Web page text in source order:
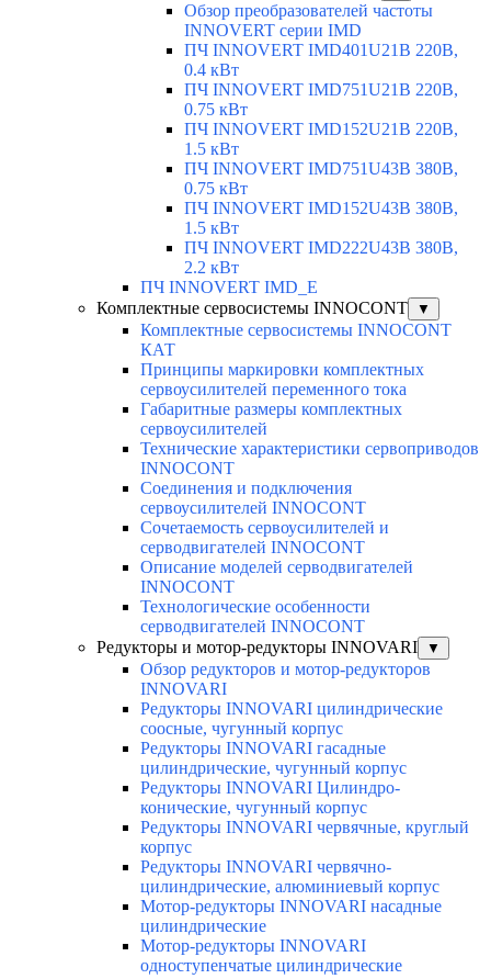
Обзор преобразователей частоты
INNOVERT серии IMD
ПЧ INNOVERT IMD401U21B 220В,
0.4 кВт
ПЧ INNOVERT IMD751U21B 220В,
0.75 кВт
ПЧ INNOVERT IMD152U21B 220В,
1.5 кВт
ПЧ INNOVERT IMD751U43B 380В,
0.75 кВт
ПЧ INNOVERT IMD152U43B 380В,
1.5 кВт
ПЧ INNOVERT IMD222U43B 380В,
2.2 кВт
ПЧ INNOVERT IMD_E
Комплектные сервосистемы INNOCONT
▼
Комплектные сервосистемы INNOCONT
КАТ
Принципы маркировки комплектных
сервоусилителей переменного тока
Габаритные размеры комплектных
сервоусилителей
Технические характеристики сервоприводов
INNOCONT
Соединения и подключения
сервоусилителей INNOCONT
Сочетаемость сервоусилителей и
серводвигателей INNOCONT
Описание моделей серводвигателей
INNOCONT
Технологические особенности
серводвигателей INNOCONT
Редукторы и мотор-редукторы INNOVARI
▼
Обзор редукторов и мотор-редукторов
INNOVARI
Редукторы INNOVARI цилиндрические
соосные, чугунный корпус
Редукторы INNOVARI гасадные
цилиндрические, чугунный корпус
Редукторы INNOVARI Цилиндро-
конические, чугунный корпус
Редукторы INNOVARI червячные, круглый
корпус
Редукторы INNOVARI червячно-
цилиндрические, алюминиевый корпус
Мотор-редукторы INNOVARI насадные
цилиндрические
Мотор-редукторы INNOVARI
одноступенчатые цилиндрические